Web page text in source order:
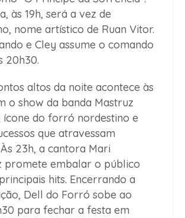
às 19h, será a vez de
nome artístico de Ruan Vitor.
e Cley assume o comando
20h30.
altos da noite acontece às
o show da banda Mastruz
ícone do forró nordestino e
que atravessam
23h, a cantora Mari
promete embalar o público
hits. Encerrando a
Dell do Forró sobe ao
para fechar a festa em